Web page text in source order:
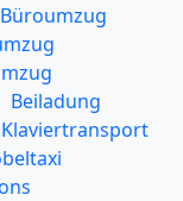
Büroumzug
Beiladung
Klaviertransport